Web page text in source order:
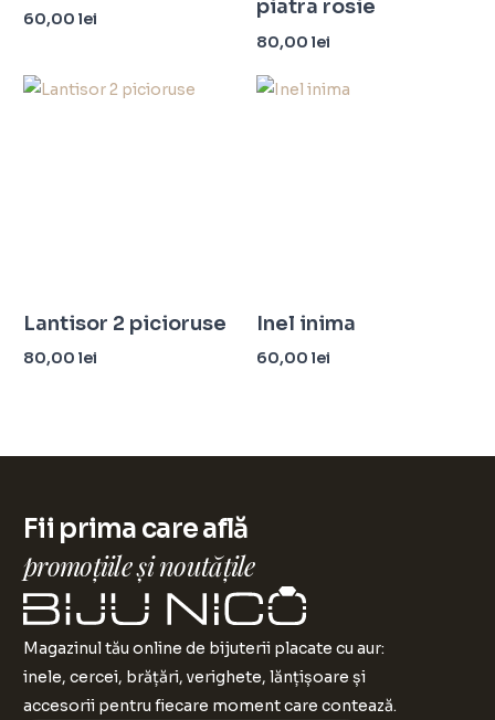
60,00lei piatra rosie
80,00 lei
Adaugă în coș
Lantisor 2 picioruse
80,00lei
Inel inima
60,00 lei
Fii prima care află
promoțiile și noutățile
Magazinul tău online de bijuterii placate cu aur:
inele, cercei, brățări, verighete, lănțișoare și
accesorii pentru fiecare moment care contează.